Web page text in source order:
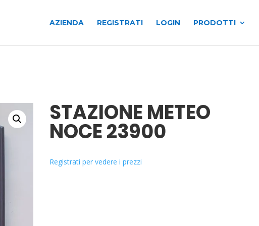
AZIENDA REGISTRATI LOGIN PRODOTTI
STAZIONE METEO
NOCE 23900
Registrati per vedere i prezzi